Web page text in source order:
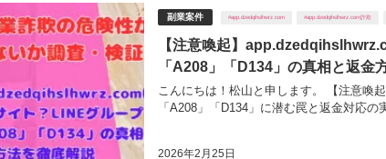
副業案件 #app.dzedqihslhwrz.com #app.dzedqihslhwrz.com詐欺
【注意喚起】
「A208」「D134」の真相と返金
2026年2月25日
こんにちは！松山と申します。 【注意喚
「A208」「D134」に潜む罠と返金対応